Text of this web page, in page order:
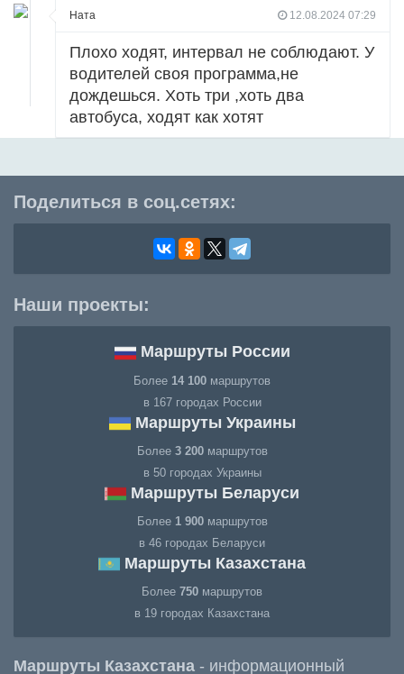
Ната 12.08.2024 07:29
Плохо ходят, интервал не соблюдают. У
водителей своя программа,не
дождешься. Хоть три ,хоть два
автобуса, ходят как хотят
Поделиться в соц.сетях:
Наши проекты:
Маршруты России
Более 14 100 маршрутов
в 167 городах России
Маршруты Украины
Более 3 200маршрутов
в 50 городах Украины
Маршруты Беларуси
Более 1 900маршрутов
в 46 городах Беларуси
Маршруты Казахстана
Более 750 маршрутов
в 19 городах Казахстана
Маршруты Казахстана - информационный